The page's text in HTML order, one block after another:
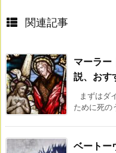
関連記事
マーラー
説、おす
まずはダ
ために死の
ベートー